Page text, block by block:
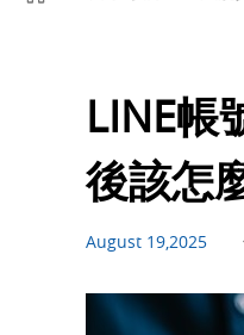
LINE帳
後該怎
August 19,2025